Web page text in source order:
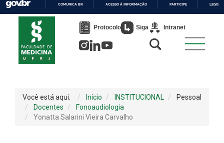
PARA
COMUNICA BR ACESSO À INFORMAÇÃO PARTICIPE
Protocolo Siga Intranet
Você está aqui: Início INSTITUCIONAL
Pessoal
Docentes
Fonoaudiologia
Yonatta Salarini Vieira Carvalho